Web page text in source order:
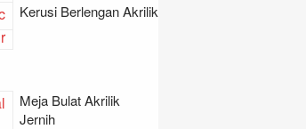
Kerusi Berlengan Akrilik
Meja Bulat Akrilik
Jernih